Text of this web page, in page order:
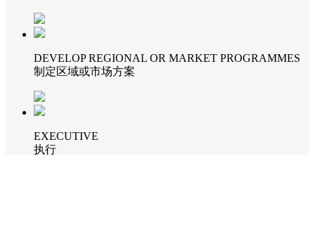
DEVELOP REGIONAL OR MARKET PROGRAMMES
制定区域或市场方案
EXECUTIVE
执行